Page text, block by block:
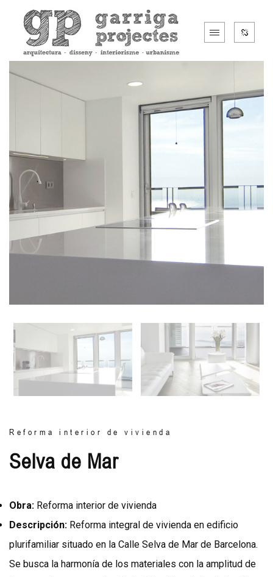
Reforma interior de vivienda
Selva de Mar
Obra: Reforma interior de vivienda
Descripción: Reforma integral de vivienda en edificio
plurifamiliar situado en la Calle Selva de Mar de Barcelona.
Se busca la harmonía de los materiales con la amplitud de